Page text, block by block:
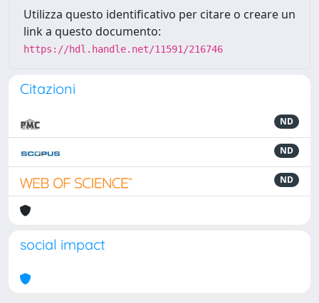
Utilizza questo identificativo per citare o creare un
link a questo documento:
https://hdl.handle.net/11591/216746
Citazioni
ND
ND
ND
social impact